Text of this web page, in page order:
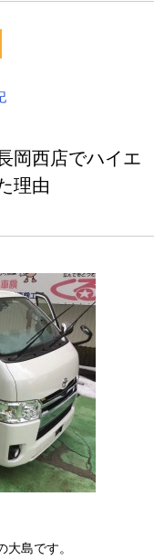
岡西店でハイエ
理由
島です。